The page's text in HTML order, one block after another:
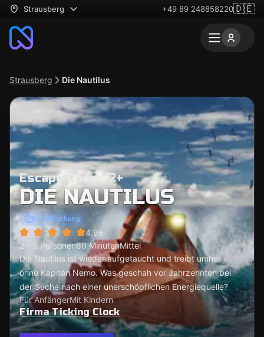
Strausberg +49 89 248858220🇩🇪
Strausberg Die Nautilus
Escape Room 12+
DIE NAUTILUS
Sofortbuchung
4.96
2 - 5 Personen60 MinutenMittel
Die Nautilus ist wieder aufgetaucht und treibt umher -
ohne Kapitän Nemo. Was geschah vor Jahrzehnten bei
der Suche nach einer unerschöpflichen Energiequelle?
Für AnfängerMit Kindern
Firma Ticking Clock